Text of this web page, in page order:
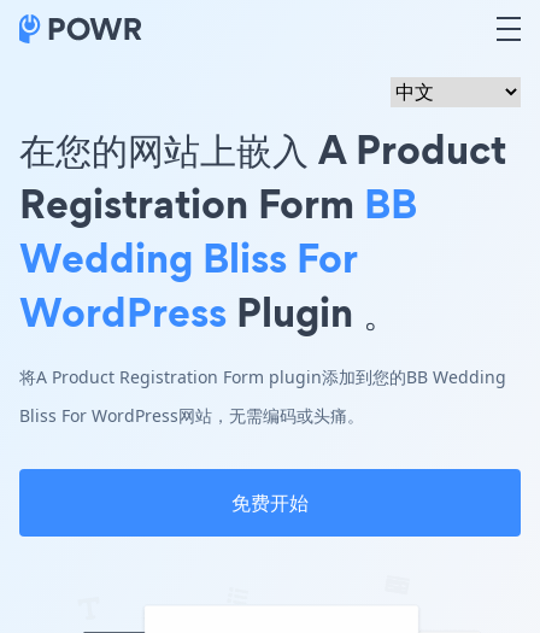
在您的网站上嵌入 A Product
Registration Form BB
Wedding Bliss For
WordPress Plugin 。
将A Product Registration Form plugin添加到您的BB Wedding
Bliss For WordPress网站，无需编码或头痛。
免费开始